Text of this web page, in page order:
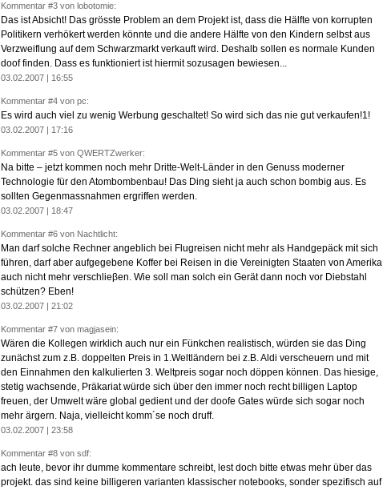
Kommentar #3 von lobotomie:
Das ist Absicht! Das grösste Problem an dem Projekt ist, dass die Hälfte von korrupten
Politikern verhökert werden könnte und die andere Hälfte von den Kindern selbst aus
Verzweiflung auf dem Schwarzmarkt verkauft wird. Deshalb sollen es normale Kunden
doof finden. Dass es funktioniert ist hiermit sozusagen bewiesen...
03.02.2007 | 16:55
Kommentar #4 von pc:
Es wird auch viel zu wenig Werbung geschaltet! So wird sich das nie gut verkaufen!1!
03.02.2007 | 17:16
Kommentar #5 von QWERTZwerker:
Na bitte – jetzt kommen noch mehr Dritte-Welt-Länder in den Genuss moderner
Technologie für den Atombombenbau! Das Ding sieht ja auch schon bombig aus. Es
sollten Gegenmassnahmen ergriffen werden.
03.02.2007 | 18:47
Kommentar #6 von Nachtlicht:
Man darf solche Rechner angeblich bei Flugreisen nicht mehr als Handgepäck mit sich
führen, darf aber aufgegebene Koffer bei Reisen in die Vereinigten Staaten von Amerika
auch nicht mehr verschlieβen. Wie soll man solch ein Gerät dann noch vor Diebstahl
schützen? Eben!
03.02.2007 | 21:02
Kommentar #7 von magjasein:
Wären die Kollegen wirklich auch nur ein Fünkchen realistisch, würden sie das Ding
zunächst zum z.B. doppelten Preis in 1.Weltländern bei z.B. Aldi verscheuern und mit
den Einnahmen den kalkulierten 3. Weltpreis sogar noch döppen können. Das hiesige,
stetig wachsende, Präkariat würde sich über den immer noch recht billigen Laptop
freuen, der Umwelt wäre global gedient und der doofe Gates würde sich sogar noch
mehr ärgern. Naja, vielleicht komm´se noch druff.
03.02.2007 | 23:58
Kommentar #8 von sdf:
ach leute, bevor ihr dumme kommentare schreibt, lest doch bitte etwas mehr über das
projekt. das sind keine billigeren varianten klassischer notebooks, sonder spezifisch auf